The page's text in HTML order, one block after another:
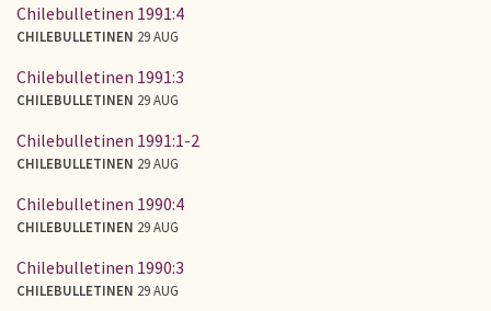
Chilebulletinen 1991:4
CHILEBULLETINEN 29 AUG
Chilebulletinen 1991:3
CHILEBULLETINEN 29 AUG
Chilebulletinen 1991:1-2
CHILEBULLETINEN 29 AUG
Chilebulletinen 1990:4
CHILEBULLETINEN 29 AUG
Chilebulletinen 1990:3
CHILEBULLETINEN 29 AUG